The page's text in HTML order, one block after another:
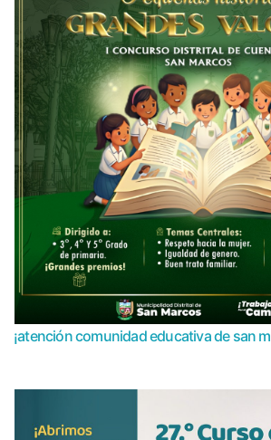
¡atención comunidad educativa de san